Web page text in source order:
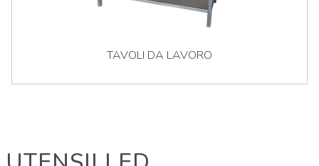
TAVOLI DA LAVORO